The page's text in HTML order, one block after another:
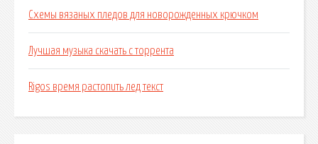
Схемы вязаных пледов для новорожденных крючком
Лучшая музыка скачать с торрента
Rigos время растопить лед текст